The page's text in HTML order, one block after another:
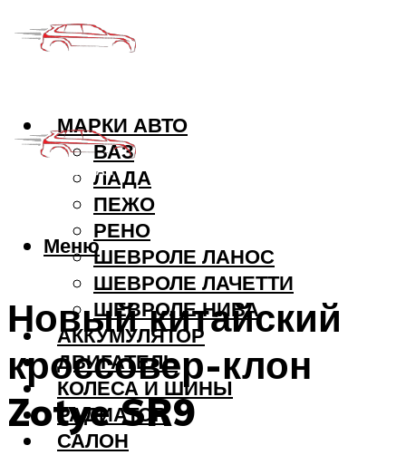
МАРКИ АВТО
ВАЗ
ЛАДА
ПЕЖО
РЕНО
ШЕВРОЛЕ ЛАНОС
ШЕВРОЛЕ ЛАЧЕТТИ
ШЕВРОЛЕ НИВА
АККУМУЛЯТОР
ДВИГАТЕЛЬ
КОЛЕСА И ШИНЫ
РАДИАТОР
САЛОН
Меню
Новый китайский
кроссовер-клон
Zotye SR9